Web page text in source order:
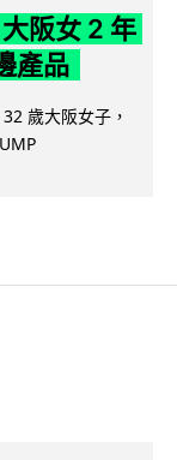
阪女 2 年
產品
歲大阪女子，